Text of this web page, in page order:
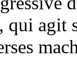
agit